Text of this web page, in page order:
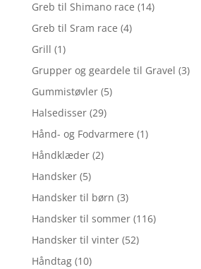
Greb til Shimano race (14)
Greb til Sram race (4)
Grill (1)
Grupper og geardele til Gravel (3)
Gummistøvler (5)
Halsedisser (29)
Hånd- og Fodvarmere (1)
Håndklæder (2)
Handsker (5)
Handsker til børn (3)
Handsker til sommer (116)
Handsker til vinter (52)
Håndtag (10)